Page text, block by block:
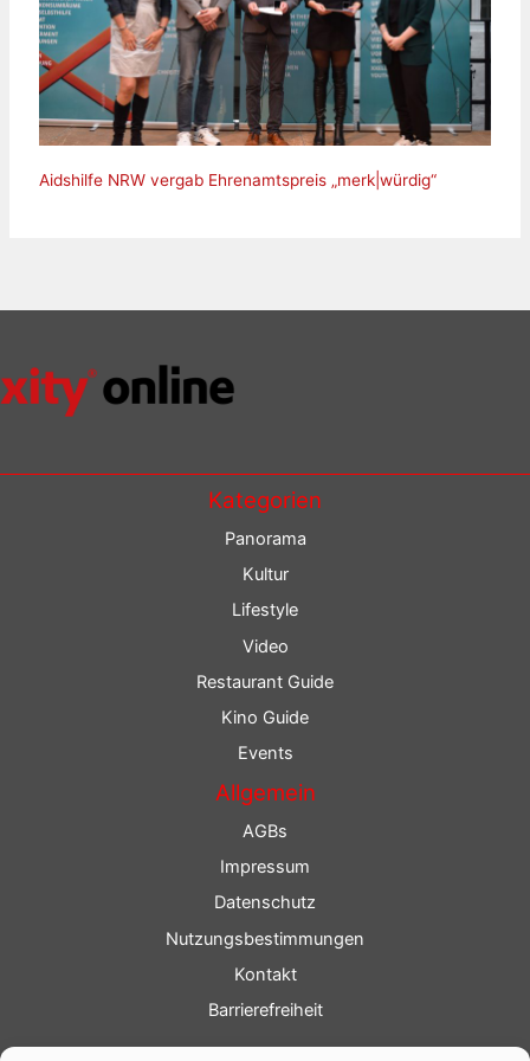
Aidshilfe NRW vergab Ehrenamtspreis „merk|würdig“
Kategorien
Panorama
Kultur
Lifestyle
Video
Restaurant Guide
Kino Guide
Events
Allgemein
AGBs
Impressum
Datenschutz
Nutzungsbestimmungen
Kontakt
Barrierefreiheit